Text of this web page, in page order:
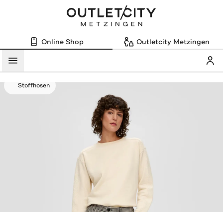
Online Shop Outletcity Metzingen
Menü
Stoffhosen